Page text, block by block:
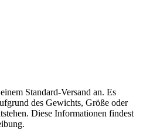
Standard-Versand an. Es
des Gewichts, Größe oder
Diese Informationen findest